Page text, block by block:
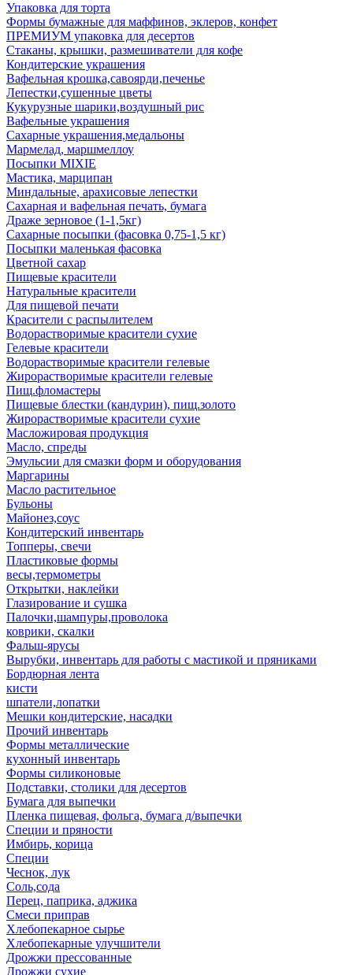
Упаковка для торта
Формы бумажные для маффинов, эклеров, конфет
ПРЕМИУМ упаковка для десертов
Стаканы, крышки, размешиватели для кофе
Кондитерские украшения
Вафельная крошка,савоярди,печенье
Лепестки,сушенные цветы
Кукурузные шарики,воздушный рис
Вафельные украшения
Сахарные украшения,медальоны
Мармелад, маршмеллоу
Посыпки MIXIE
Мастика, марципан
Миндальные, арахисовые лепестки
Сахарная и вафельная печать, бумага
Драже зерновое (1-1,5кг)
Сахарные посыпки (фасовка 0,75-1,5 кг)
Посыпки маленькая фасовка
Цветной сахар
Пищевые красители
Натуральные красители
Для пищевой печати
Красители с распылителем
Водорастворимые красители сухие
Гелевые красители
Водорастворимые красители гелевые
Жирорастворимые красители гелевые
Пищ.фломастеры
Пищевые блестки (кандурин), пищ.золото
Жирорастворимые красители сухие
Масложировая продукция
Масло, спреды
Эмульсии для смазки форм и оборудования
Маргарины
Масло растительное
Бульоны
Майонез,соус
Кондитерский инвентарь
Топперы, свечи
Пластиковые формы
весы,термометры
Открытки, наклейки
Глазирование и сушка
Палочки,шампуры,проволока
коврики, скалки
Фальш-ярусы
Вырубки, инвентарь для работы с мастикой и пряниками
Бордюрная лента
кисти
шпатели,лопатки
Мешки кондитерские, насадки
Прочий инвентарь
Формы металлические
кухонный инвентарь
Формы силиконовые
Подставки, столики для десертов
Бумага для выпечки
Пленка пищевая, фольга, бумага д/выпечки
Специи и пряности
Имбирь, корица
Специи
Чеснок, лук
Соль,сода
Перец, паприка, аджика
Смеси приправ
Хлебопекарное сырье
Хлебопекарные улучшители
Дрожжи прессованные
Дрожжи сухие